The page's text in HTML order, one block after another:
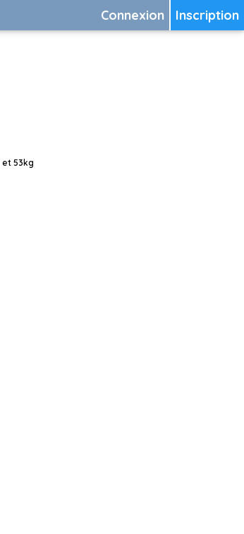
Inscription
Connexion
et 53kg